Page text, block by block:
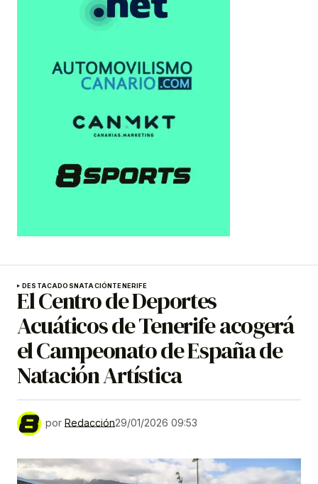
DESTACADOSNATACIÓNTENERIFE
El Centro de Deportes
Acuáticos de Tenerife acogerá
el Campeonato de España de
Natación Artística
por Redacción29/01/2026 09:53